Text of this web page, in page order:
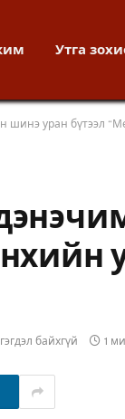
Утга
уран бүтээл
байхгүй 1